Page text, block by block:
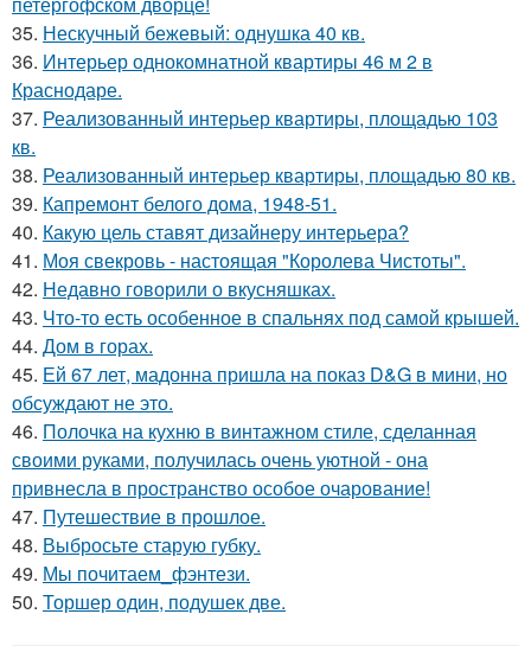
35. Нескучный бежевый: однушка 40 кв.
36. Интерьер однокомнатной квартиры 46 м 2 в
Краснодаре.
37. Реализованный интерьер квартиры, площадью 103
кв.
38. Реализованный интерьер квартиры, площадью 80 кв.
39. Капремонт белого дома, 1948-51.
40. Какую цель ставят дизайнеру интерьера?
41. Моя свекровь - настоящая "Королева Чистоты".
42. Недавно говорили о вкусняшках.
43. Что-то есть особенное в спальнях под самой крышей.
44. Дом в горах.
45. Ей 67 лет, мадонна пришла на показ D&G в мини, но
обсуждают не это.
46. Полочка на кухню в винтажном стиле, сделанная
своими руками, получилась очень уютной - она
привнесла в пространство особое очарование!
47. Путешествие в прошлое.
48. Выбросьте старую губку.
49. Мы почитаем_фэнтези.
50. Торшер один, подушек две.